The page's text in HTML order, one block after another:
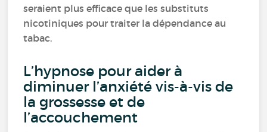
seraient plus efficace que les substituts
nicotiniques pour traiter la dépendance au
tabac.
L’hypnose pour aider à
diminuer l’anxiété vis-à-vis de
la grossesse et de
l’accouchement